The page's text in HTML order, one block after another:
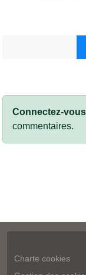
Connectez-vous
commentaires.
Charte cookies